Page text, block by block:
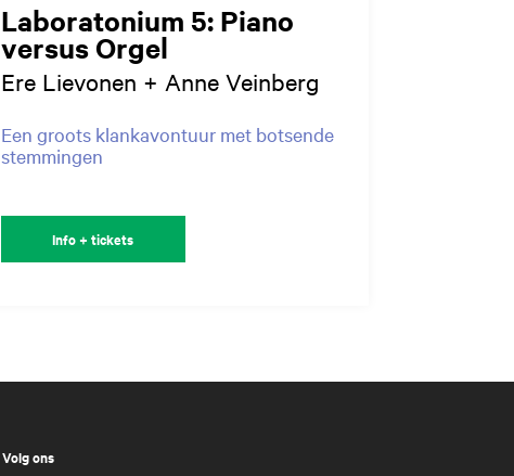
Laboratonium 5: Piano
versus Orgel
Ere Lievonen + Anne Veinberg
Een groots klankavontuur met botsende
stemmingen
Info + tickets
Volg ons